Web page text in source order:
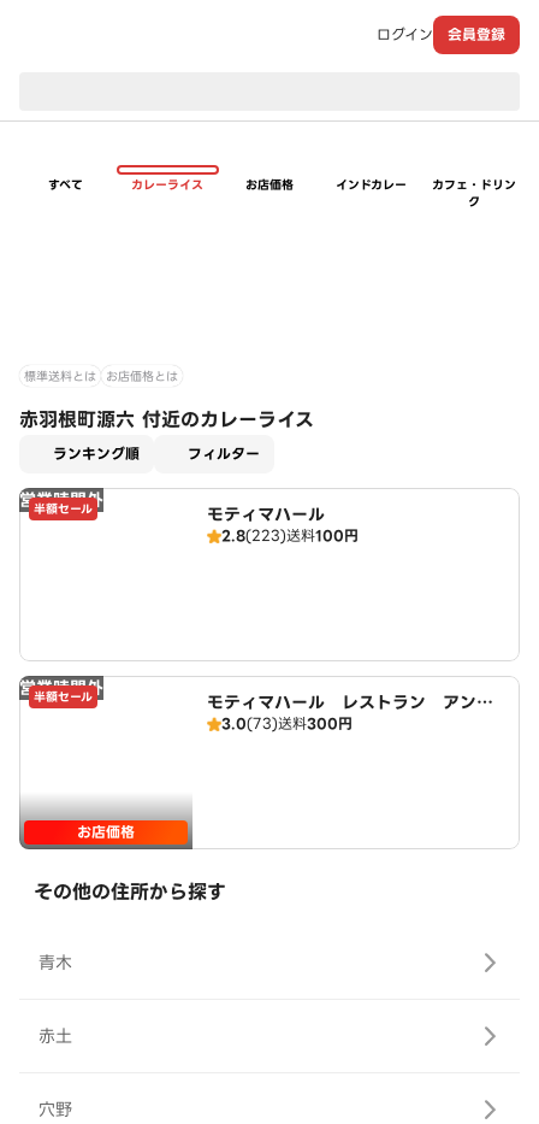
ログイン 会員登録
すべて カレーライス お店価格 インドカレー
カフェ・ドリン
ク
標準送料とは お店価格とは
赤羽根町源六 付近のカレーライス
ランキング順 フィルター
営業時間外
半額セール モティマハール
2.8(223)送料100円
営業時間外
半額セール
お店価格
モティマハール レストラン アンド
バー
3.0(73)送料300円
その他の住所から探す
青木
赤土
穴野